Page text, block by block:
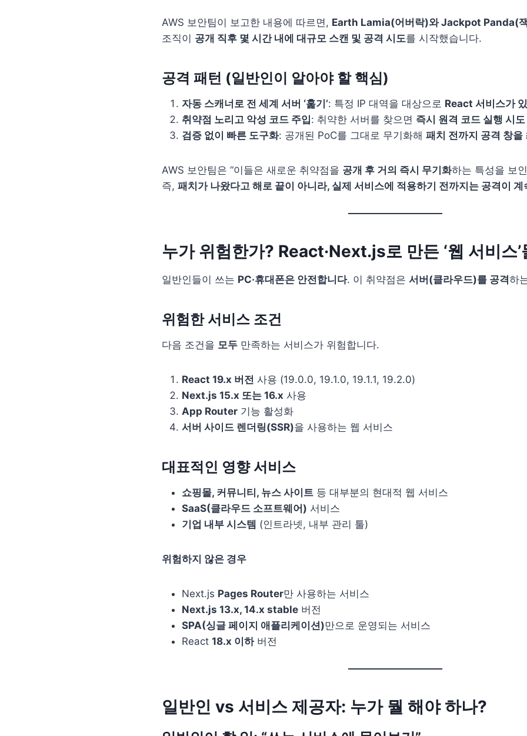
AWS 보안팀이 보고한 내용에 따르면, Earth Lamia(어버락)와 Jackpot Panda(
조직이 공개 직후 몇 시간 내에 대규모 스캔 및 공격 시도를 시작했습니다.
공격 패턴 (일반인이 알아야 할 핵심)
자동 스캐너로 전 세계 서버 ‘훑기’: 특정 IP 대역을 대상으로 React 서비스가
취약점 노리고 악성 코드 주입: 취약한 서버를 찾으면 즉시 원격 코드 실행 시도
검증 없이 빠른 도구화: 공개된 PoC를 그대로 무기화해 패치 전까지 공격 창을
AWS 보안팀은 “이들은 새로운 취약점을 공개 후 거의 즉시 무기화하는 특성을 보
즉, 패치가 나왔다고 해로 끝이 아니라, 실제 서비스에 적용하기 전까지는 공격이 계
누가 위험한가? React·Next.js로 만든 ‘웹 서비스’
일반인들이 쓰는 PC·휴대폰은 안전합니다. 이 취약점은 서버(클라우드)를 공격하
위험한 서비스 조건
다음 조건을 모두 만족하는 서비스가 위험합니다.
React 19.x 버전 사용 (19.0.0, 19.1.0, 19.1.1, 19.2.0)
Next.js 15.x 또는 16.x 사용
App Router 기능 활성화
서버 사이드 렌더링(SSR)을 사용하는 웹 서비스
대표적인 영향 서비스
쇼핑몰, 커뮤니티, 뉴스 사이트 등 대부분의 현대적 웹 서비스
SaaS(클라우드 소프트웨어) 서비스
기업 내부 시스템 (인트라넷, 내부 관리 툴)
위험하지 않은 경우
Next.js Pages Router만 사용하는 서비스
Next.js 13.x, 14.x stable 버전
SPA(싱글 페이지 애플리케이션)만으로 운영되는 서비스
React 18.x 이하버전
일반인 vs 서비스 제공자: 누가 뭘 해야 하나?